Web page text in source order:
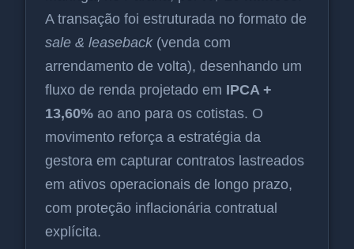
A transação foi estruturada no formato de
sale & leaseback(venda com
arrendamento de volta), desenhando um
fluxo de renda projetado em IPCA +
13,60% ao ano para os cotistas. O
movimento reforça a estratégia da
gestora em capturar contratos lastreados
em ativos operacionais de longo prazo,
com proteção inflacionária contratual
explícita.